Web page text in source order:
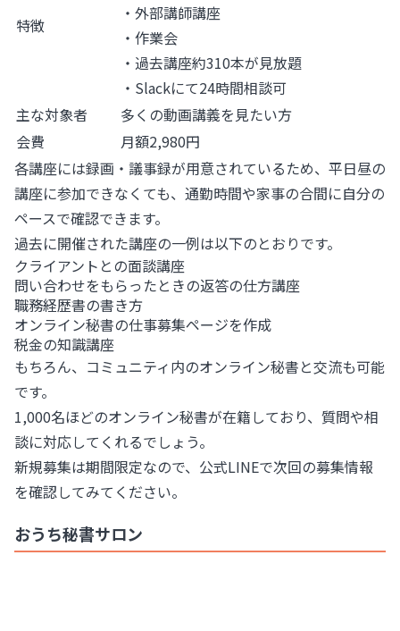
特徴
・外部講師講座
・作業会
・過去講座約310本が見放題
・Slackにて24時間相談可
主な対象者
多くの動画講義を見たい方
会費
月額2,980円
各講座には録画・議事録が用意されているため、平日昼の
講座に参加できなくても、通勤時間や家事の合間に自分の
ペースで確認できます。
過去に開催された講座の一例は以下のとおりです。
クライアントとの面談講座
問い合わせをもらったときの返答の仕方講座
職務経歴書の書き方
オンライン秘書の仕事募集ページを作成
税金の知識講座
もちろん、コミュニティ内のオンライン秘書と交流も可能
です。
1,000名ほどのオンライン秘書が在籍しており、質問や相
談に対応してくれるでしょう。
新規募集は期間限定なので、公式LINEで次回の募集情報
を確認してみてください。
おうち秘書サロン